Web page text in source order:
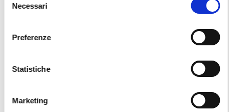
delNecessari
Preferenze
Statistiche
Marketing
BREMBO – INSTALLAZIONE DEI FRENI
Tutorial